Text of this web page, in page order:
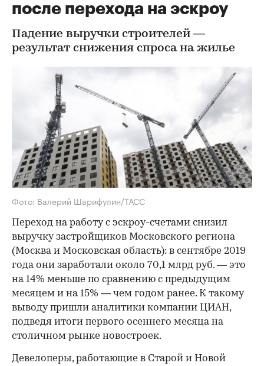
после перехода на эскроу
Падение выручки строителей —
результат снижения спроса на жилье
Фото: Валерий Шарифулин/ТАСС
Переход на работу с эскроу-счетами снизил
выручку застройщиков Московского региона
(Москва и Московская область): в сентябре 2019
года они заработали около 70,1 млрд руб. — это
на 14% меньше по сравнению с предыдущим
месяцем и на 15% — чем годом ранее. К такому
выводу пришли аналитики компании ЦИАН,
подведя итоги первого осеннего месяца на
столичном рынке новостроек.
Девелоперы, работающие в Старой и Новой